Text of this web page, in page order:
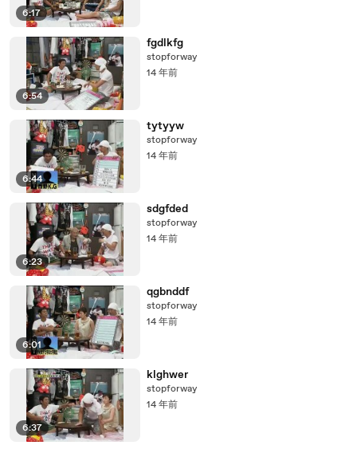
6:17
6:54
fgdlkfg
stopforway
14 年前
6:44
tytyyw
stopforway
14 年前
6:23
sdgfded
stopforway
14 年前
6:01
qgbnddf
stopforway
14 年前
6:37
klghwer
stopforway
14 年前